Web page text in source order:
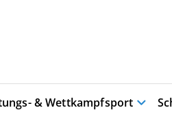
& Wettkampfsport